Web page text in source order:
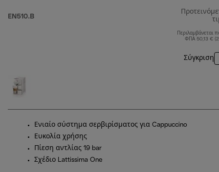
EN510.B
Περιλαμβάνεται
ΦΠΑ 50,13 €
Σύγκριση
Ενιαίο σύστημα σερβιρίσματος για Cappuccino
Ευκολία χρήσης
Πίεση αντλίας 19 bar
Σχέδιο Lattissima One